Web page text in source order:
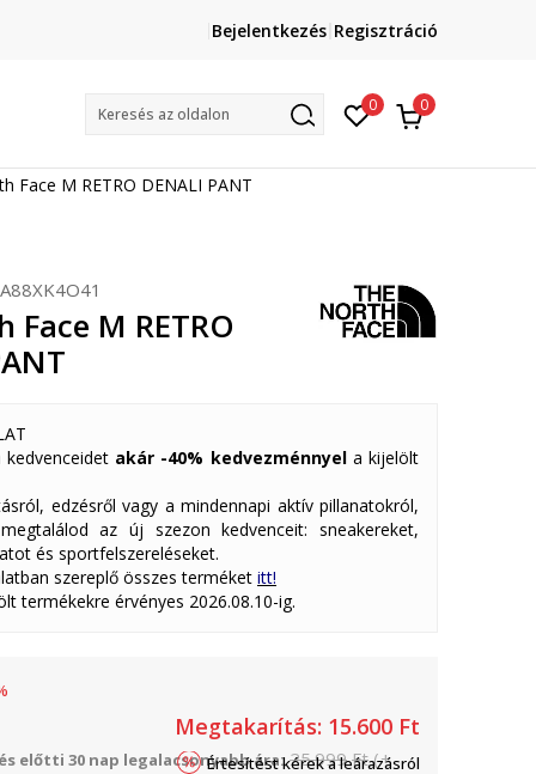
Lépj velünk kapcsolatba
online@sport-vision.huBejelentkezés Regisztráció
Keresés az oldalon 0 0
Face M RETRO DENALI PANT
Face M RETRO
akár -40% kedvezménnyel a kijelölt
edzésről vagy a mindennapi aktív pillanatokról,
az új szezon kedvenceit: sneakereket,
és sportfelszereléseket.
szereplő összes terméket itt!
termékekre érvényes 2026.08.10-ig.
előtti 30 nap legalacsonyabb ára: 25.999 Ft (+
Megtakarítás: 15.600 Ft
Értesítést kérek a leárazásról